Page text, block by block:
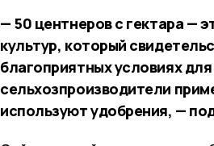
— 50 центнеров с гектара —
культур, который
благоприятных условиях
сельхозпроизводители
используют удобрения, —